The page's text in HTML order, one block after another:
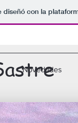
diseñó con la
Novedades